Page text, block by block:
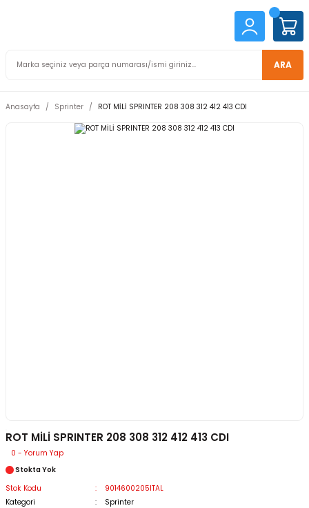
ARA
Anasayfa Sprinter ROT MİLİ SPRINTER 208 308 312 412 413 CDI
ROT MİLİ SPRINTER 208 308 312 412 413 CDI
0 - Yorum Yap
Stokta Yok
Stok Kodu
9014600205ITAL
Kategori
Sprinter